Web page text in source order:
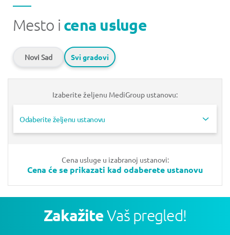
Mesto i cena usluge
Novi Sad Svi gradovi
Izaberite željenu MediGroup ustanovu:
Odaberite željenu ustanovu
Cena usluge u izabranoj ustanovi:
Cena će se prikazati kad odaberete ustanovu
ZakažiteVaš pregled!